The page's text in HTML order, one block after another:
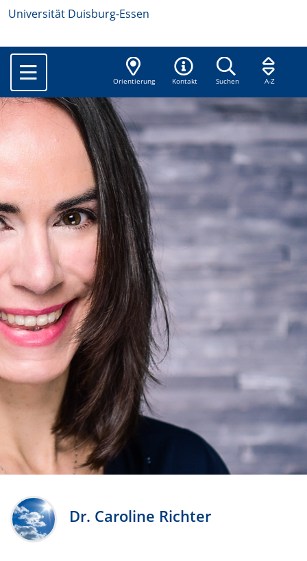
Universität Duisburg-Essen
Orientierung Kontakt Suchen A-Z
Dr. Caroline Richter